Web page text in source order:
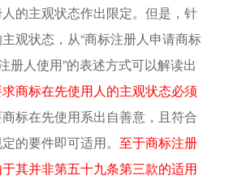
的主观状态作出限定。但是，针
观状态，从“商标注册人申请商标
册人使用”的表述方式可以解读出
商标在先使用人的主观状态必须
标在先使用系出自善意，且符合
的要件即可适用。 至于商标注册
其并非第五十九条第三款的适用